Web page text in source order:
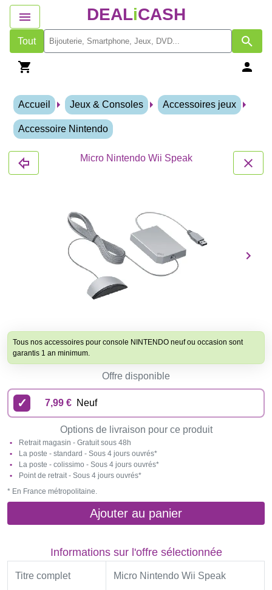
DEALiCASH
Tout
Accueil Jeux & Consoles Accessoires jeux
Accessoire Nintendo
Micro Nintendo Wii Speak
Tous nos accessoires pour console NINTENDO neuf ou occasion sont
garantis 1 an minimum.
Offre disponible
7,99 € Neuf
Options de livraison pour ce produit
Retrait magasin - Gratuit sous 48h
La poste - standard - Sous 4 jours ouvrés*
La poste - colissimo - Sous 4 jours ouvrés*
Point de retrait - Sous 4 jours ouvrés*
* En France métropolitaine.
Ajouter au panier
Informations sur l'offre sélectionnée
Titre complet Micro Nintendo Wii Speak